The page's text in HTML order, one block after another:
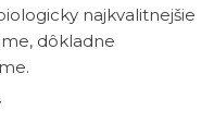
najkvalitnejšie
dôkladne